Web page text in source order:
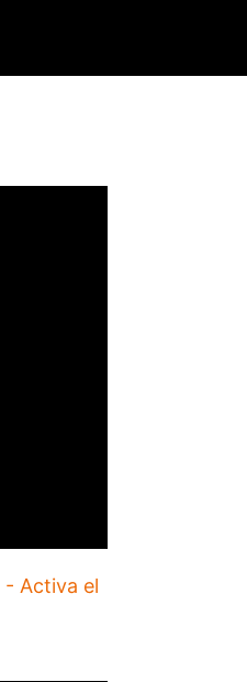
- Activa el